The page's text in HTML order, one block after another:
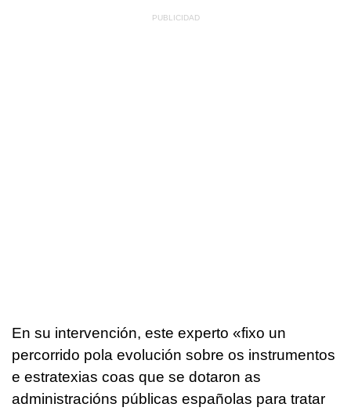
En su intervención, este experto «fixo un
percorrido pola evolución sobre os instrumentos
e estratexias coas que se dotaron as
administracións públicas españolas para tratar